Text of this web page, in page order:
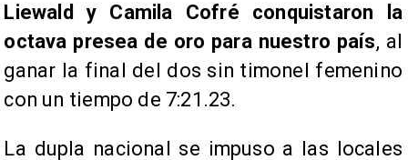
Liewald y Camila Cofré conquistaron la
octava presea de oro para nuestro país, al
ganar la final del dos sin timonel femenino
con un tiempo de 7:21.23.
La dupla nacional se impuso a las locales